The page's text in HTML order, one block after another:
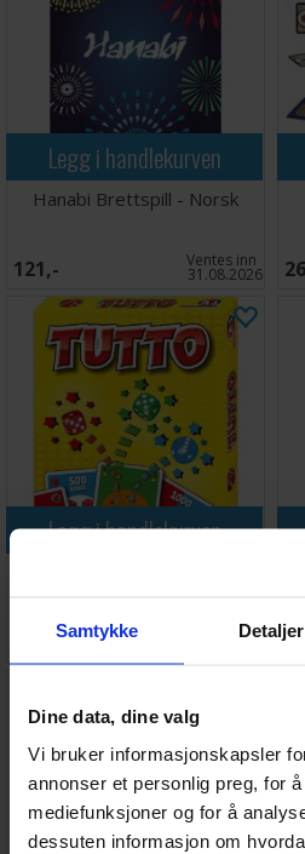
Samtykke Detaljer
Dine data, dine valg
Vi bruker informasjonskapsler
annonser et personlig preg, for
mediefunksjoner og for å
dessuten informasjon om
Legg i handlekurven
Hanabi Brettspill - Norsk
121,- Ventes inn
31.08.2026
Legg i handlekurven
139,- Antall på